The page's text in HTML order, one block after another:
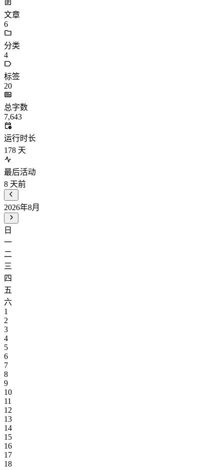
文章
6
分类
4
标签
20
总字数
7,643
运行时长
178 天
最后活动
8 天前
2026年8月
日
一
二
三
四
五
六
1
2
3
4
5
6
7
8
9
10
11
12
13
14
15
16
17
18